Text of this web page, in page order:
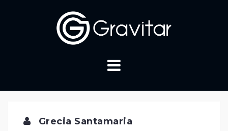
Grecia Santamaria